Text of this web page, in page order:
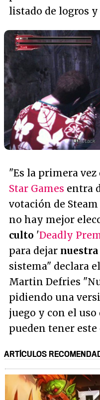
listado de logros y
"Es la primera
Star Games entra
votación de
no hay mejor
culto 'Deadly
para dejar
sistema" declara
Martin Defries
pidiendo una
juego y con el
pueden tener este
ARTÍCULOS